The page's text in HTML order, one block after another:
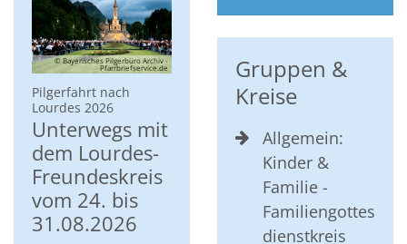
© Bayerisches Pilgerbüro Archiv -
Pfarrbriefservice.de
Pilgerfahrt nach
Lourdes 2026:
Unterwegs mit
dem Lourdes-
Freundeskreis
vom 24. bis
31.08.2026
Gruppen &
Kreise
Allgemein:
Kinder &
Familie -
Familiengottes
dienstkreis